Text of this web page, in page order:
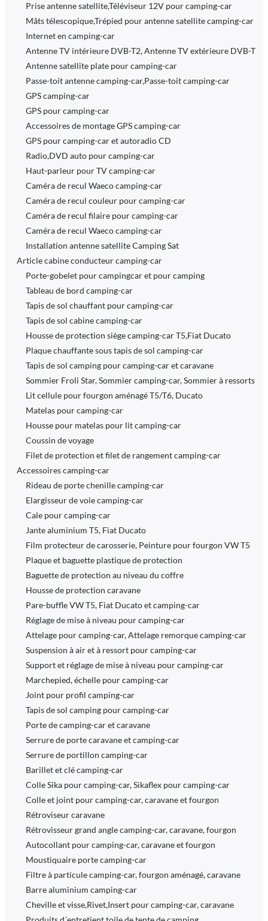
Prise antenne satellite,Téléviseur 12V pour camping-car
Mâts télescopique,Trépied pour antenne satellite camping-car
Internet en camping-car
Antenne TV intérieure DVB-T2, Antenne TV extérieure DVB-T
Antenne satellite plate pour camping-car
Passe-toit antenne camping-car,Passe-toit camping-car
GPS camping-car
GPS pour camping-car
Accessoires de montage GPS camping-car
GPS pour camping-car et autoradio CD
Radio,DVD auto pour camping-car
Haut-parleur pour TV camping-car
Caméra de recul Waeco camping-car
Caméra de recul couleur pour camping-car
Caméra de recul filaire pour camping-car
Caméra de recul Waeco camping-car
Installation antenne satellite Camping Sat
Article cabine conducteur camping-car
Porte-gobelet pour campingcar et pour camping
Tableau de bord camping-car
Tapis de sol chauffant pour camping-car
Tapis de sol cabine camping-car
Housse de protection siège camping-car T5,Fiat Ducato
Plaque chauffante sous tapis de sol camping-car
Tapis de sol camping pour camping-car et caravane
Sommier Froli Star, Sommier camping-car, Sommier à ressorts
Lit cellule pour fourgon aménagé T5/T6, Ducato
Matelas pour camping-car
Housse pour matelas pour lit camping-car
Coussin de voyage
Filet de protection et filet de rangement camping-car
Accessoires camping-car
Rideau de porte chenille camping-car
Elargisseur de voie camping-car
Cale pour camping-car
Jante aluminium T5, Fiat Ducato
Film protecteur de carosserie, Peinture pour fourgon VW T5
Plaque et baguette plastique de protection
Baguette de protection au niveau du coffre
Housse de protection caravane
Pare-buffle VW T5, Fiat Ducato et camping-car
Réglage de mise à niveau pour camping-car
Attelage pour camping-car, Attelage remorque camping-car
Suspension à air et à ressort pour camping-car
Support et réglage de mise à niveau pour camping-car
Marchepied, échelle pour camping-car
Joint pour profil camping-car
Tapis de sol camping pour camping-car
Porte de camping-car et caravane
Serrure de porte caravane et camping-car
Serrure de portillon camping-car
Barillet et clé camping-car
Colle Sika pour camping-car, Sikaflex pour camping-car
Colle et joint pour camping-car, caravane et fourgon
Rétroviseur caravane
Rétrovisseur grand angle camping-car, caravane, fourgon
Autocollant pour camping-car, caravane et fourgon
Moustiquaire porte camping-car
Filtre à particule camping-car, fourgon aménagé, caravane
Barre aluminium camping-car
Cheville et visse,Rivet,Insert pour camping-car, caravane